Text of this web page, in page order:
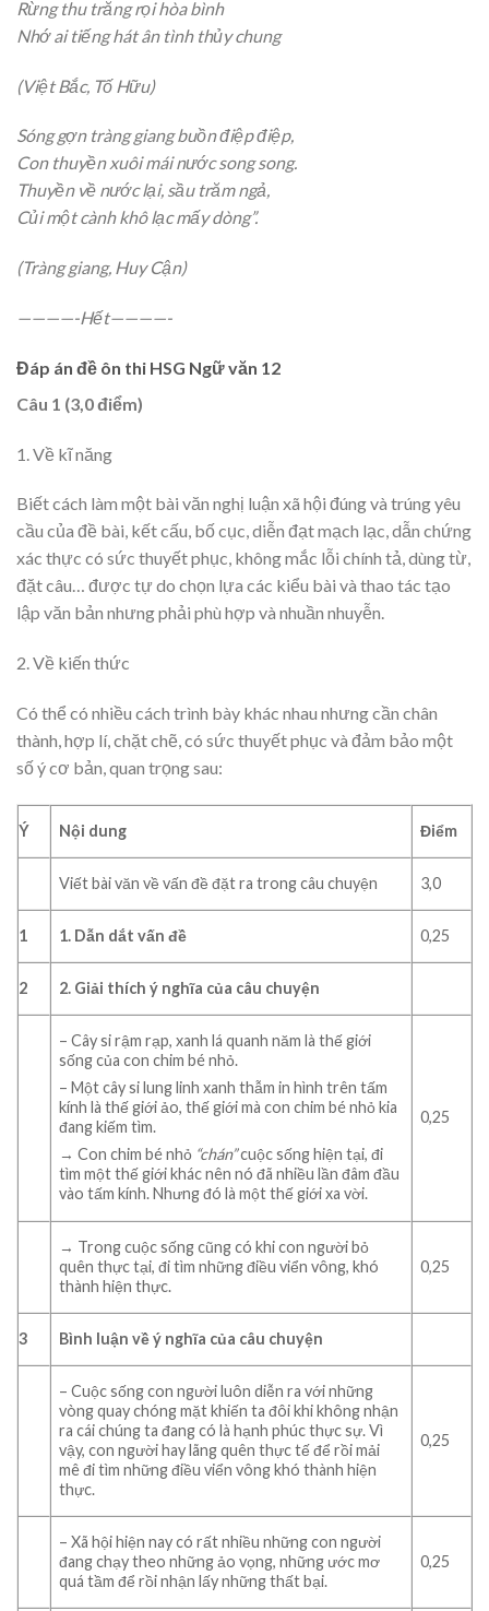
Rừng thu trăng rọi hòa bình
Nhớ ai tiếng hát ân tình thủy chung
(Việt Bắc, Tố Hữu)
Sóng gợn tràng giang buồn điệp điệp,
Con thuyền xuôi mái nước song song.
Thuyền về nước lại, sầu trăm ngả,
Củi một cành khô lạc mấy dòng”.
(Tràng giang, Huy Cận)
————-Hết————-
Đáp án đề ôn thi HSG Ngữ văn 12
Câu 1 (3,0 điểm)
1. Về kĩ năng
Biết cách làm một bài văn nghị luận xã hội đúng và trúng yêu
cầu của đề bài, kết cấu, bố cục, diễn đạt mạch lạc, dẫn chứng
xác thực có sức thuyết phục, không mắc lỗi chính tả, dùng từ,
đặt câu… được tự do chọn lựa các kiểu bài và thao tác tạo
lập văn bản nhưng phải phù hợp và nhuần nhuyễn.
2. Về kiến thức
Có thể có nhiều cách trình bày khác nhau nhưng cần chân
thành, hợp lí, chặt chẽ, có sức thuyết phục và đảm bảo một
số ý cơ bản, quan trọng sau:
Ý Nội dung Điểm
Viết bài văn về vấn đề đặt ra trong câu chuyện 3,0
1 1. Dẫn dắt vấn đề 0,25
2 2. Giải thích ý nghĩa của câu chuyện
– Cây si rậm rạp, xanh lá quanh năm là thế giới
sống của con chim bé nhỏ.
– Một cây si lung linh xanh thẫm in hình trên tấm
kính là thế giới ảo, thế giới mà con chim bé nhỏ kia
đang kiếm tìm.
→ Con chim bé nhỏ “chán”cuộc sống hiện tại, đi
tìm một thế giới khác nên nó đã nhiều lần đâm đầu
vào tấm kính. Nhưng đó là một thế giới xa vời.
0,25
→ Trong cuộc sống cũng có khi con người bỏ
quên thực tại, đi tìm những điều viển vông, khó
thành hiện thực.
0,25
3 Bình luận về ý nghĩa của câu chuyện
– Cuộc sống con người luôn diễn ra với những
vòng quay chóng mặt khiến ta đôi khi không nhận
ra cái chúng ta đang có là hạnh phúc thực sự. Vì
vậy, con người hay lãng quên thực tế để rồi mải
mê đi tìm những điều viển vông khó thành hiện
thực.
0,25
– Xã hội hiện nay có rất nhiều những con người
đang chạy theo những ảo vọng, những ước mơ
quá tầm để rồi nhận lấy những thất bại.
0,25